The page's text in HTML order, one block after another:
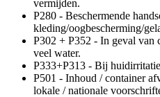
vermijden.
P280 - Beschermende
kleding/oogbescherming/
P302 + P352 - In geval van
veel water.
P333+P313 - Bij
P501 - Inhoud / container
lokale / nationale